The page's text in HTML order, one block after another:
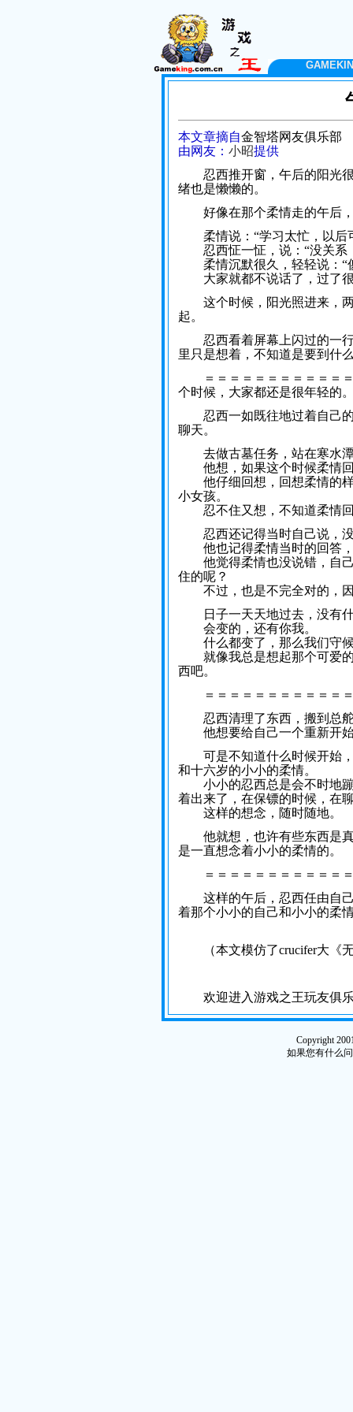
本文章摘自金智塔网友俱乐部
由网友： 小昭提供
忍西推开窗，午后的阳光很
绪也是懒懒的。
好像在那个柔情走的午后，
柔情说：“学习太忙，以后
忍西怔一怔，说：“没关系
柔情沉默很久，轻轻说：“
大家就都不说话了，过了很
这个时候，阳光照进来，两
起。
忍西看着屏幕上闪过的一行
里只是想着，不知道是要到什
＝＝＝＝＝＝＝＝＝＝＝＝
个时候，大家都还是很年轻的
忍西一如既往地过着自己的
聊天。
去做古墓任务，站在寒水潭
他想，如果这个时候柔情回
他仔细回想，回想柔情的样
小女孩。
忍不住又想，不知道柔情回
忍西还记得当时自己说，没
他也记得柔情当时的回答，
他觉得柔情也没说错，自己
住的呢？
不过，也是不完全对的，因
日子一天天地过去，没有什
会变的，还有你我。
什么都变了，那么我们守候
就像我总是想起那个可爱的
西吧。
＝＝＝＝＝＝＝＝＝＝＝＝
忍西清理了东西，搬到总
他想要给自己一个重新开
可是不知道什么时候开始，
和十六岁的小小的柔情。
小小的忍西总是会不时地蹦
着出来了，在保镖的时候，
这样的想念，随时随地。
他就想，也许有些东西是真
是一直想念着小小的柔情的。
＝＝＝＝＝＝＝＝＝＝＝＝
这样的午后，忍西任由自己
着那个小小的自己和小小的柔
（本文模仿了crucifer大《
欢迎进入游戏之王玩友俱
Copyright
如果您有什么